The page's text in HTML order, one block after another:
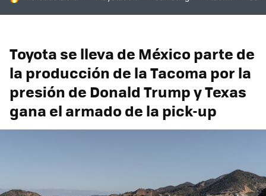
Toyota se lleva de México parte de
la producción de la Tacoma por la
presión de Donald Trump y Texas
gana el armado de la pick-up